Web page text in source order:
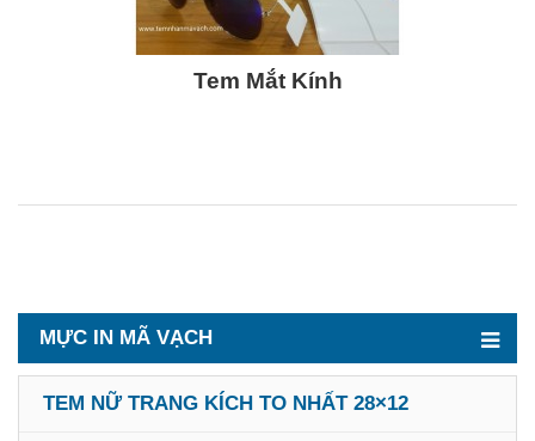
Tem Mắt Kính
MỰC IN MÃ VẠCH
TEM NỮ TRANG KÍCH TO NHẤT 28×12